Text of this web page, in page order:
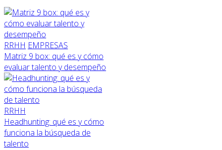
RRHH EMPRESAS
Matriz 9 box: qué es y cómo
evaluar talento y desempeño
RRHH
Headhunting: qué es y cómo
funciona la búsqueda de
talento